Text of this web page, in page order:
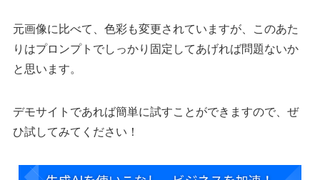
元画像に比べて、色彩も変更されていますが、このあた
りはプロンプトでしっかり固定してあげれば問題ないか
と思います。
デモサイトであれば簡単に試すことができますので、ぜ
ひ試してみてください！